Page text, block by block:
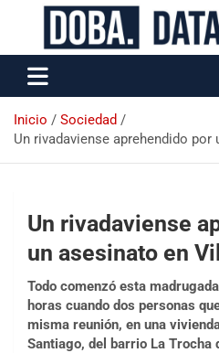
Data Oeste BA
Inicio
Sociedad
Un rivadaviense aprehendido
Un rivadaviense
un asesinato en
Todo comenzó esta
horas cuando dos personas
misma reunión, en una
Santiago, del barrio La Trocha